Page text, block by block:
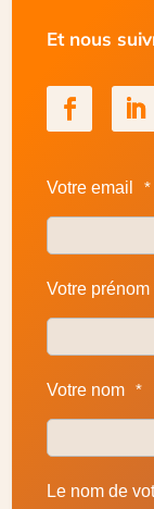
Et nous
Votre email *
Votre prénom
Votre nom *
Le nom de